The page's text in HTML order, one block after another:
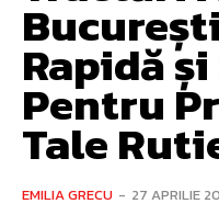
Rapidă
Pentru
Tale
EMILIA GRECU - 27 APRILIE